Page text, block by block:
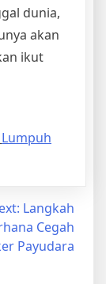
dunia,
akan
ikut
Lumpuh
Langkah
Cegah
Payudara